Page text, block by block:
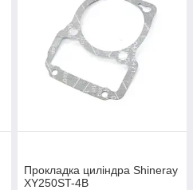
Прокладка циліндра Shineray
XY250ST-4B